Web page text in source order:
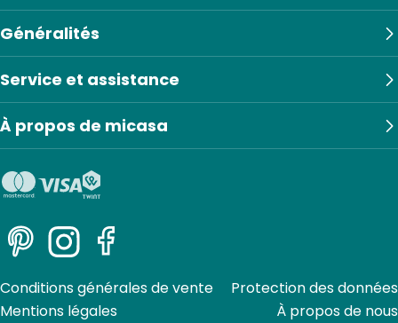
Généralités
Service et assistance
À propos de micasa
PinterestInstagramFacebook
Conditions générales de vente
Protection des données
Mentions légales
À propos de nous